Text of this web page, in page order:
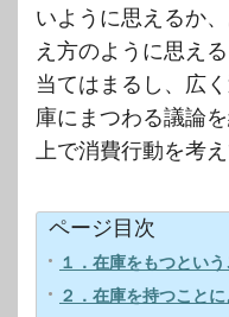
いように思えるか
え方のように思え
当てはまるし、広
庫にまつわる議論
上で消費行動を考
ページ目次
１．在庫をもつという
２．在庫を持つことに